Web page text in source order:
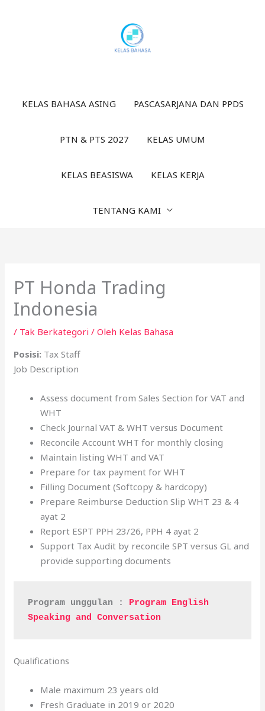
KELAS BAHASA ASING PASCASARJANA DAN PPDS
PTN & PTS 2027 KELAS UMUM
KELAS BEASISWA KELAS KERJA
TENTANG KAMI
PT Honda Trading
Indonesia
/ Tak Berkategori / Oleh Kelas Bahasa
Posisi: Tax Staff
Job Description
Assess document from Sales Section for VAT and
WHT
Check Journal VAT & WHT versus Document
Reconcile Account WHT for monthly closing
Maintain listing WHT and VAT
Prepare for tax payment for WHT
Filling Document (Softcopy & hardcopy)
Prepare Reimburse Deduction Slip WHT 23 & 4
ayat 2
Report ESPT PPH 23/26, PPH 4 ayat 2
Support Tax Audit by reconcile SPT versus GL and
provide supporting documents
Program unggulan : Program English
Speaking and Conversation
Qualifications
Male maximum 23 years old
Fresh Graduate in 2019 or 2020